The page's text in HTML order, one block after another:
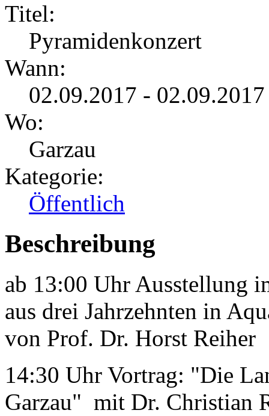
Titel:
Pyramidenkonzert
Wann:
02.09.2017 -
Wo:
Garzau
Kategorie:
Öffentlich
Beschreibung
ab 13:00 Uhr Ausstellung
aus drei Jahrzehnten in
von Prof. Dr. Horst Reiher
14:30 Uhr Vortrag: "Die
Garzau" mit Dr. Christian